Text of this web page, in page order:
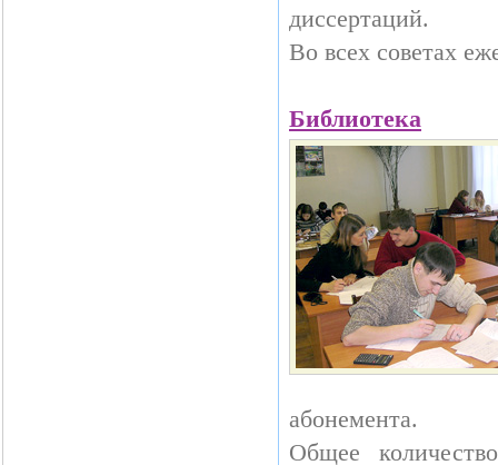
диссертаций.
Во всех советах
Библиотека
абонемента.
Общее